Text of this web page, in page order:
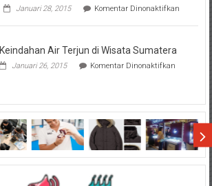
Hasil
Januari 28, 2015 Komentar Dinonaktifkanpada
Beny
Keindahan Air Terjun di Wisata Sumatera
Januari 26, 2015 Komentar Dinonaktifkanpada
di
Wisata
Sumatera